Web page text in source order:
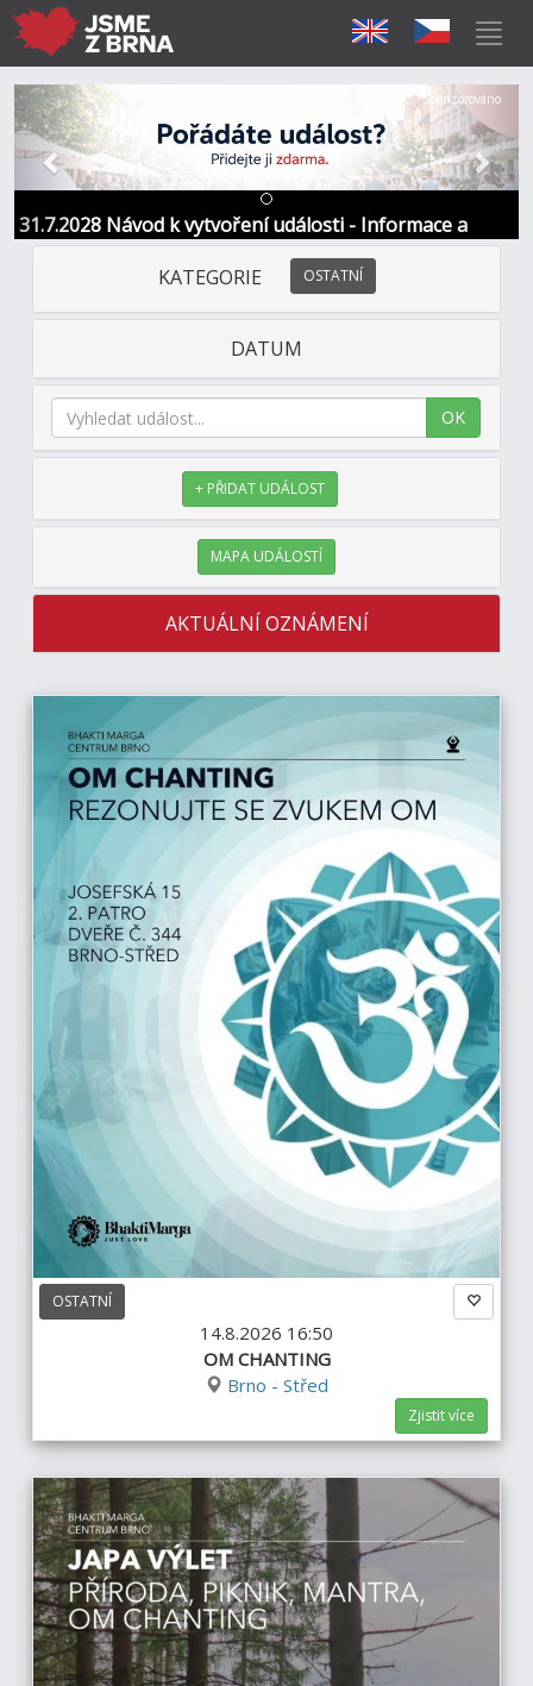
31.7.2028 Návod k vytvoření události - Informace a
kontakt
Předchozí Další
Sponzorováno
KATEGORIE OSTATNÍ
DATUM
OK
+ PŘIDAT UDÁLOST
MAPA UDÁLOSTÍ
AKTUÁLNÍ OZNÁMENÍ
OSTATNÍ
14.8.2026 16:50
OM CHANTING
Brno - Střed
Zjistit více